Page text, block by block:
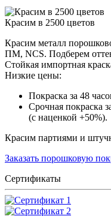
Красим в 2500 цветов
Красим металл
ПМ, NCS. Подберем
Стойкая импортная
Низкие цены:
Покраска за 48
Срочная покраска
(с наценкой +50%).
Красим партиями и
Заказать порошковую
Сертификаты